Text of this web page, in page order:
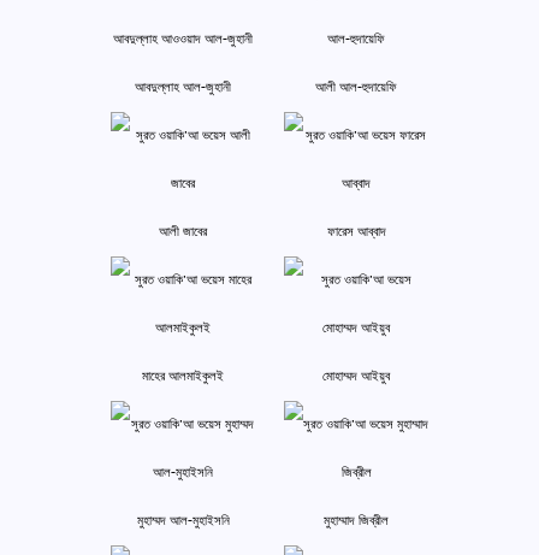
আবদুল্লাহ আল-জুহানী আলী আল-হুদায়েফি
আলী জাবের ফারেস আব্বাদ
মাহের আলমাইকুলই মোহাম্মদ আইয়ুব
মুহাম্মদ আল-মুহাইসনি মুহাম্মাদ জিব্রীল